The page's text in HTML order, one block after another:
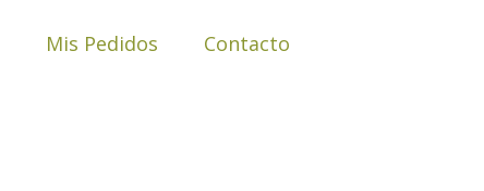
Mis Pedidos Contacto
gr